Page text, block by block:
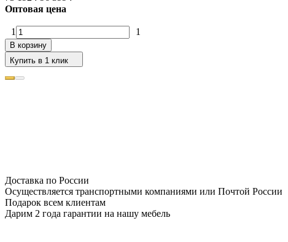
Оптовая цена
1 1
В корзину
Купить в 1 клик
Доставка по России
Осуществляется транспортными компаниями или Почтой России
Подарок всем клиентам
Дарим 2 года гарантии на нашу мебель